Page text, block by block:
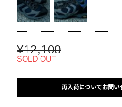
¥12,100
SOLD OUT
再入荷についてお問い